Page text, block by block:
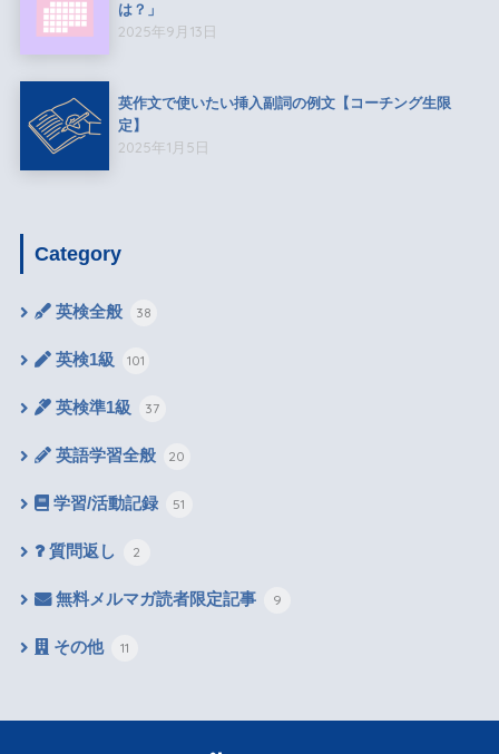
は？」
2025年9月13日
英作文で使いたい挿入副詞の例文【コーチング生限
定】
2025年1月5日
Category
英検全般 38
英検1級 101
英検準1級 37
英語学習全般 20
学習/活動記録 51
質問返し 2
無料メルマガ読者限定記事 9
その他 11